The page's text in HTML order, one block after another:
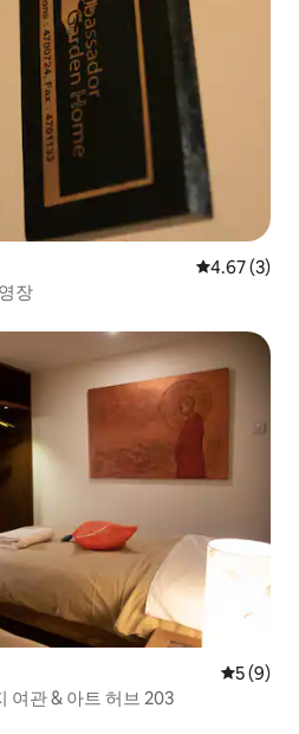
평점 4.67점
4.67 (3)
장
평점 5점
5 (9)
여관 & 아트 허브 203